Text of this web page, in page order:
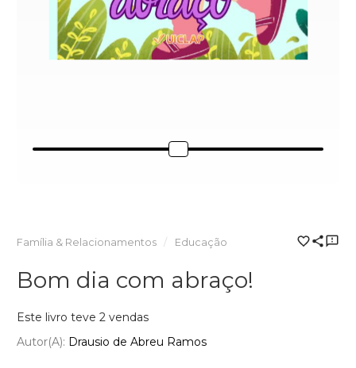
Família & Relacionamentos Educação
Bom dia com abraço!
Este livro teve 2 vendas
Autor(a): Drausio de Abreu Ramos